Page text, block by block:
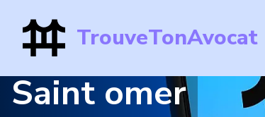
TrouveTonAvocat
Saint omer